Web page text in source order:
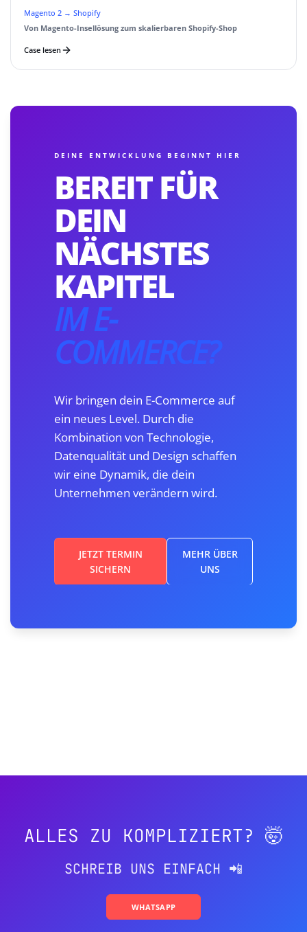
Magento 2 → Shopify
Von Magento-Insellösung zum skalierbaren Shopify-Shop
Case lesen
DEINE ENTWICKLUNG BEGINNT HIER
BEREIT FÜR
DEIN
NÄCHSTES
KAPITEL
IM E-
COMMERCE?
Wir bringen dein E-Commerce auf
ein neues Level. Durch die
Kombination von Technologie,
Datenqualität und Design schaffen
wir eine Dynamik, die dein
Unternehmen verändern wird.
JETZT TERMIN
SICHERN
MEHR ÜBER
UNS
ALLES ZU KOMPLIZIERT? 🤯
SCHREIB UNS EINFACH 📲
WHATSAPP